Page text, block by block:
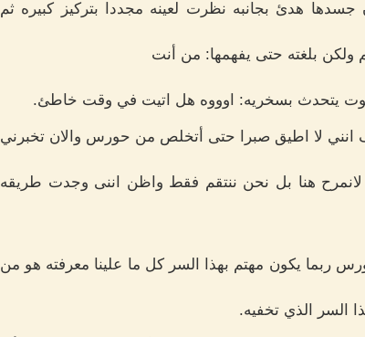
هدئ بجانبه نظرت لعينه مجددا بتركيز كبيره ثم
ولكن بلغته حتى يفهمها: من أنت
يتحدث بسخريه: اوووه هل اتيت في وقت خاطئ.
انني لا اطيق صبرا حتى أتخلص من حورس والان تخبرني
هنا بل نحن ننتقم فقط واظن اننى وجدت طريقه
ربما يكون مهتم بهذا السر كل ما علينا معرفته هو من
السر الذي تخفيه.